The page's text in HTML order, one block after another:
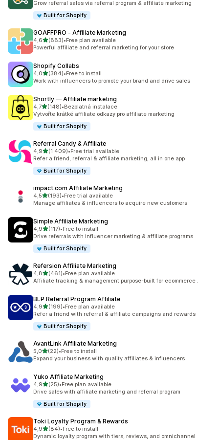
Grow referral sales via referral program & affiliate marketing
Built for Shopify
GOAFFPRO ‑ Affiliate Marketing
4,6z 5 hvězd
(883)
Celkový počet recenzí: 883
•Free plan available
Powerful affiliate and referral marketing for your store
Shopify Collabs
4,0z 5 hvězd
(384)
Celkový počet recenzí: 384
•Free to install
Work with influencers to promote your brand and drive sales
Shortly — Affiliate marketing
4,7z 5 hvězd
(148)
Celkový počet recenzí: 148
•Bezplatná instalace
Vytvořte krátké affiliate odkazy pro affiliate marketing
Built for Shopify
Referral Candy & Affiliate
4,9z 5 hvězd
(1 409)
Celkový počet recenzí: 1409
•Free trial available
Refer a friend, referral & affiliate marketing, all in one app
Built for Shopify
impact.com Affiliate Marketing
4,5z 5 hvězd
(193)
Celkový počet recenzí: 193
•Free trial available
Manage affiliates & influencers to acquire new customers
Simple Affiliate Marketing
4,9z 5 hvězd
(117)
Celkový počet recenzí: 117
•Free to install
Drive referrals with influencer marketing & affiliate programs
Built for Shopify
Refersion Affiliate Marketing
4,8z 5 hvězd
(461)
Celkový počet recenzí: 461
•Free plan available
Affiliate tracking & management purpose-built for ecommerce .
BLP Referral Program Affiliate
4,9z 5 hvězd
(199)
Celkový počet recenzí: 199
•Free plan available
Refer a friend with referral & affiliate campaigns and rewards
Built for Shopify
AvantLink Affiliate Marketing
5,0z 5 hvězd
(22)
Celkový počet recenzí: 22
•Free to install
Expand your business with quality affiliates & influencers
Yuko Affiliate Marketing
4,9z 5 hvězd
(25)
Celkový počet recenzí: 25
•Free plan available
Drive sales with affiliate marketing and referral program
Built for Shopify
Toki Loyalty Program & Rewards
4,9z 5 hvězd
(84)
Celkový počet recenzí: 84
•Free to install
Dynamic loyalty program with tiers, reviews, and omnichannel